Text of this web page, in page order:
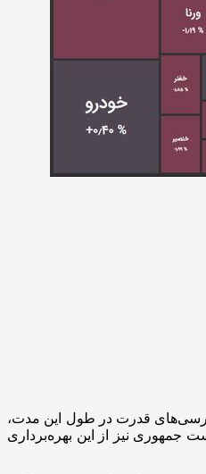
کرسی‌های قدرت در طول این مدت،
جمهوری نیز از این بهره‌برداری